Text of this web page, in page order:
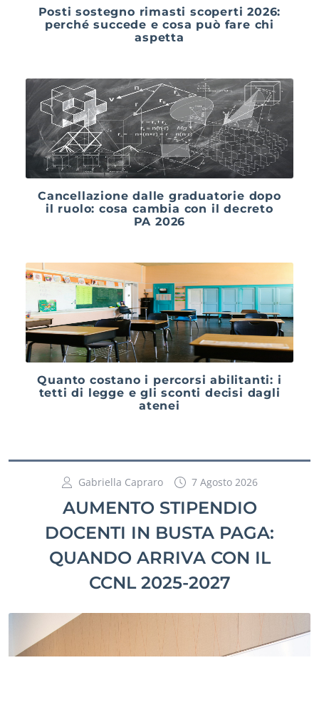
Posti sostegno rimasti scoperti 2026:
perché succede e cosa può fare chi
aspetta
Cancellazione dalle graduatorie dopo
il ruolo: cosa cambia con il decreto
PA 2026
Quanto costano i percorsi abilitanti: i
tetti di legge e gli sconti decisi dagli
atenei
Gabriella Capraro 7 Agosto 2026
AUMENTO STIPENDIO
DOCENTI IN BUSTA PAGA:
QUANDO ARRIVA CON IL
CCNL 2025-2027